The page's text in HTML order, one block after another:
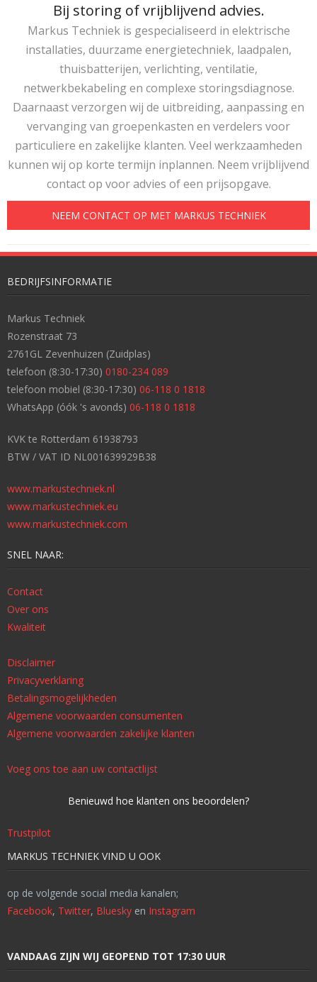
Bij storing of vrijblijvend advies.
Markus Techniek is gespecialiseerd in elektrische
installaties, duurzame energietechniek, laadpalen,
thuisbatterijen, verlichting, ventilatie,
netwerkbekabeling en complexe storingsdiagnose.
Daarnaast verzorgen wij de uitbreiding, aanpassing en
vervanging van groepenkasten en verdelers voor
particuliere en zakelijke klanten. Veel werkzaamheden
kunnen wij op korte termijn inplannen. Neem vrijblijvend
contact op voor advies of een prijsopgave.
NEEM CONTACT OP MET MARKUS TECHNIEK
BEDRIJFSINFORMATIE
Markus Techniek
Rozenstraat 73
2761GL Zevenhuizen (Zuidplas)
telefoon (8:30-17:30) 0180-234 089
telefoon mobiel (8:30-17:30) 06-118 0 1818
WhatsApp (óók 's avonds) 06-118 0 1818
KVK te Rotterdam 61938793
BTW / VAT ID NL001639929B38
www.markustechniek.nl
www.markustechniek.eu
www.markustechniek.com
SNEL NAAR:
Contact
Over ons
Kwaliteit
Disclaimer
Privacyverklaring
Betalingsmogelijkheden
Algemene voorwaarden consumenten
Algemene voorwaarden zakelijke klanten
Voeg ons toe aan uw contactlijst
Benieuwd hoe klanten ons beoordelen?
Trustpilot
MARKUS TECHNIEK VIND U OOK
op de volgende social media kanalen;
Facebook, Twitter, Bluesky en Instagram
VANDAAG ZIJN WIJ GEOPEND TOT 17:30 UUR